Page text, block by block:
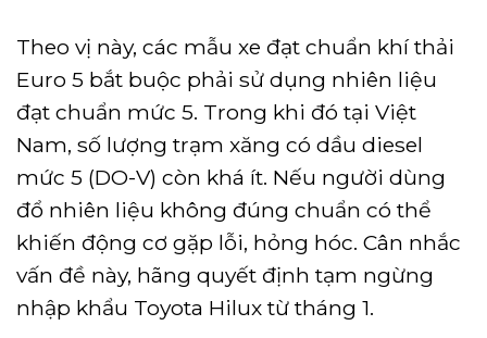
Theo vị này, các mẫu xe đạt chuẩn khí thải
Euro 5 bắt buộc phải sử dụng nhiên liệu
đạt chuẩn mức 5. Trong khi đó tại Việt
Nam, số lượng trạm xăng có dầu diesel
mức 5 (DO-V) còn khá ít. Nếu người dùng
đổ nhiên liệu không đúng chuẩn có thể
khiến động cơ gặp lỗi, hỏng hóc. Cân nhắc
vấn đề này, hãng quyết định tạm ngừng
nhập khẩu Toyota Hilux từ tháng 1.